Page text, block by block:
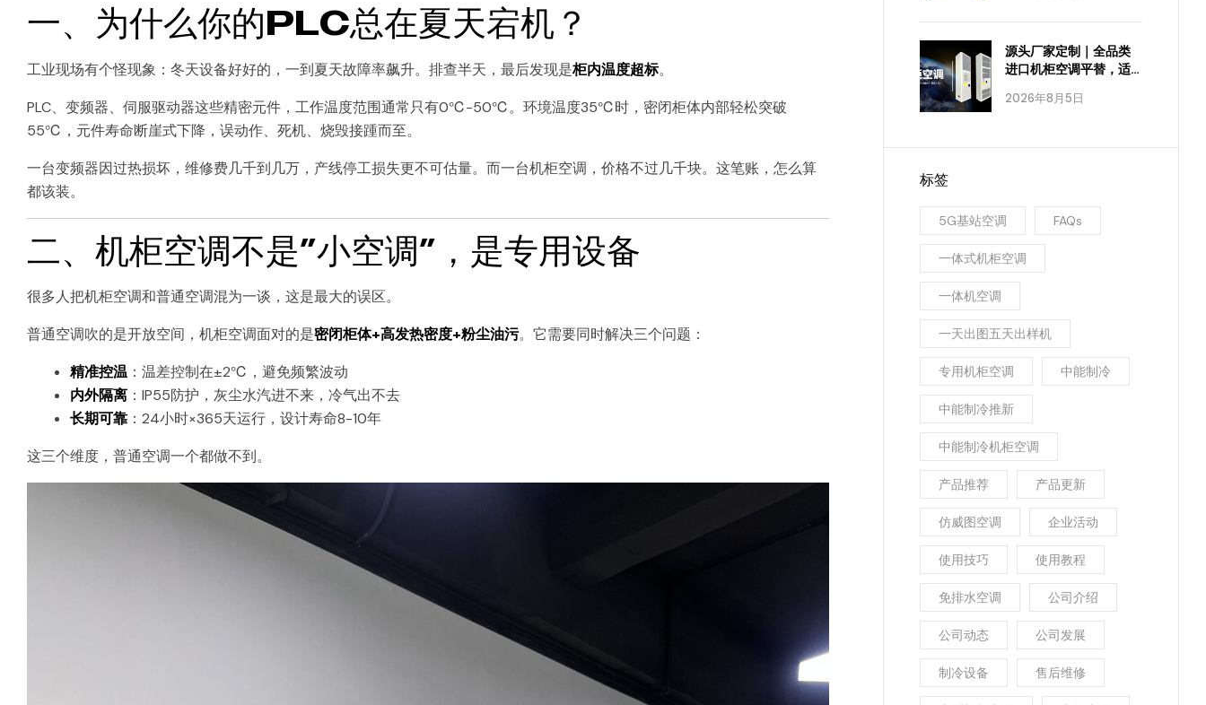
一、为什么你的PLC总在夏天宕机？
工业现场有个怪现象：冬天设备好好的，一到夏天故障率飙升。排查半天，最后发现是柜内温度超标。
PLC、变频器、伺服驱动器这些精密元件，工作温度范围通常只有0℃-50℃。环境温度35℃时，密闭柜体内部轻松突破
55℃，元件寿命断崖式下降，误动作、死机、烧毁接踵而至。
一台变频器因过热损坏，维修费几千到几万，产线停工损失更不可估量。而一台机柜空调，价格不过几千块。这笔账，怎么算
都该装。
二、机柜空调不是”小空调”，是专用设备
很多人把机柜空调和普通空调混为一谈，这是最大的误区。
普通空调吹的是开放空间，机柜空调面对的是密闭柜体+高发热密度+粉尘油污。它需要同时解决三个问题：
精准控温：温差控制在±2℃，避免频繁波动
内外隔离 ：IP55防护，灰尘水汽进不来，冷气出不去
长期可靠 ：24小时×365天运行，设计寿命8-10年
这三个维度，普通空调一个都做不到。
2026年8月5日
源头厂家定制｜全品类
进口机柜空调平替，适
标签
5G基站空调 FAQs
一体式机柜空调
一体机空调
一天出图五天出样机
专用机柜空调 中能制冷
中能制冷推新
中能制冷机柜空调
产品推荐 产品更新
仿威图空调 企业活动
使用技巧 使用教程
免排水空调 公司介绍
公司动态 公司发展
制冷设备 售后维修